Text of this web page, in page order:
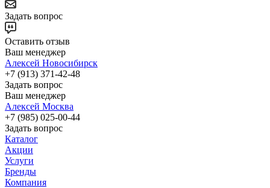
Задать вопрос
Оставить отзыв
Ваш менеджер
Алексей Новосибирск
+7 (913) 371-42-48
Задать вопрос
Ваш менеджер
Алексей Москва
+7 (985) 025-00-44
Задать вопрос
Каталог
Акции
Услуги
Бренды
Компания